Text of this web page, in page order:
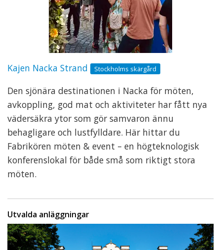
Kajen Nacka Strand Stockholms skärgård
Den sjönära destinationen i Nacka för möten,
avkoppling, god mat och aktiviteter har fått nya
vädersäkra ytor som gör samvaron ännu
behagligare och lustfylldare. Här hittar du
Fabrikören möten & event – en högteknologisk
konferenslokal för både små som riktigt stora
möten.
Utvalda anläggningar